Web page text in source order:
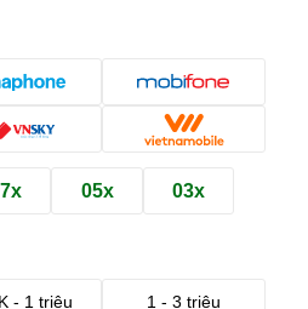
05x 03x
- 1 triệu 1 - 3 triệu